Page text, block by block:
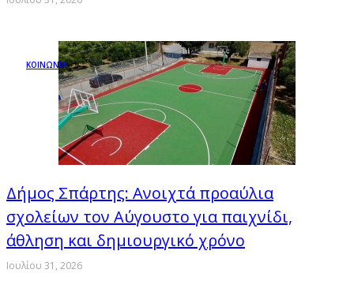
ΚΟΙΝΩΝΙΑ
Δήμος Σπάρτης: Ανοιχτά προαύλια
σχολείων τον Αύγουστο για παιχνίδι,
άθληση και δημιουργικό χρόνο
Ιουλίου 31, 2026